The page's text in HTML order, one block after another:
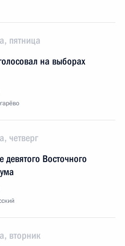
пятница
на выборах
четверг
Восточного
вторник